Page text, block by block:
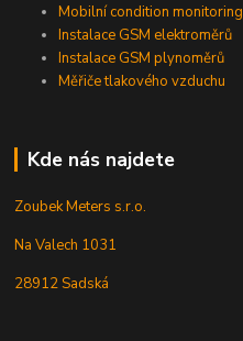
Mobilní condition monitoring
Instalace GSM elektroměrů
Instalace GSM plynoměrů
Měřiče tlakového vzduchu
Kde nás najdete
Zoubek Meters s.r.o.
Na Valech 1031
28912 Sadská